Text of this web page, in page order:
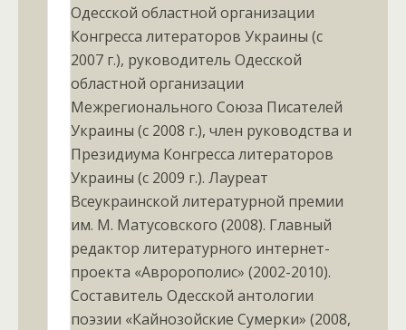
Одесской областной организации
Конгресса литераторов Украины (с
2007 г.), руководитель Одесской
областной организации
Межрегионального Союза Писателей
Украины (с 2008 г.), член руководства и
Президиума Конгресса литераторов
Украины (с 2009 г.). Лауреат
Всеукраинской литературной премии
им. М. Матусовского (2008). Главный
редактор литературного интернет-
проекта «Авророполис» (2002-2010).
Составитель Одесской антологии
поэзии «Кайнозойские Сумерки» (2008,